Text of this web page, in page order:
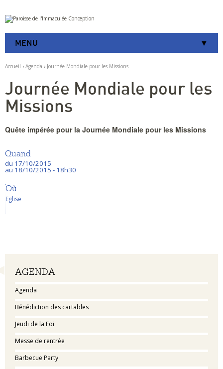
Aller
au
contenu.
à
navigation
Outils
personnels
MENU
Accueil › Agenda › Journée Mondiale pour les Missions
Navigation
AGENDA
Agenda
Bénédiction des cartables
Jeudi de la Foi
Messe de rentrée
Barbecue Party
Journée Mondiale pour les
Missions
Quête impérée pour la Journée Mondiale pour les Missions
Quand
du 17/10/2015
au 18/10/2015 - 18h30
Où
Eglise